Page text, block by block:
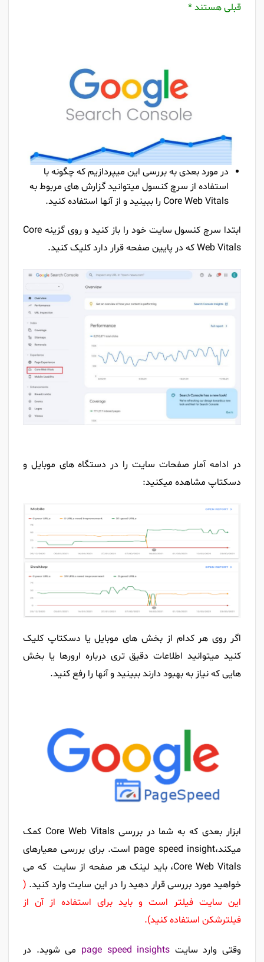
قبلی هستند *
در مورد بعدی به بررسی این میپردازیم که چگونه با
استفاده از سرچ کنسول میتوانید گزارش های مربوط به
Core Web Vitals را ببینید و از آنها استفاده کنید.
ابتدا سرچ کنسول سایت خود را باز کنید و روی گزینه Core
Web Vitals که در پایین صفحه قرار دارد کلیک کنید.
در ادامه آمار صفحات سایت را در دستگاه های موبایل و
دسکتاپ مشاهده میکنید:
اگر روی هر کدام از بخش های موبایل یا دسکتاپ کلیک
کنید میتوانید اطلاعات دقیق تری درباره ارورها یا بخش
هایی که نیاز به بهبود دارند ببینید و آنها را رفع کنید.
ابزار بعدی که به شما در بررسی Core Web Vitals کمک
میکند،page speed insight است. برای بررسی معیارهای
Core Web Vitals، باید لینک هر صفحه از سایت که می
خواهید مورد بررسی قرار دهید را در این سایت وارد کنید. (
این سایت فیلتر است و باید برای استفاده از آن از
فیلترشکن استفاده کنید).
وقتی وارد سایت page speed insights می شوید. در